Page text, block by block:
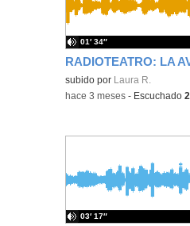
subido por Laura R.
01′ 34″
-hace 3 meses - Escuchado2
03′ 17″